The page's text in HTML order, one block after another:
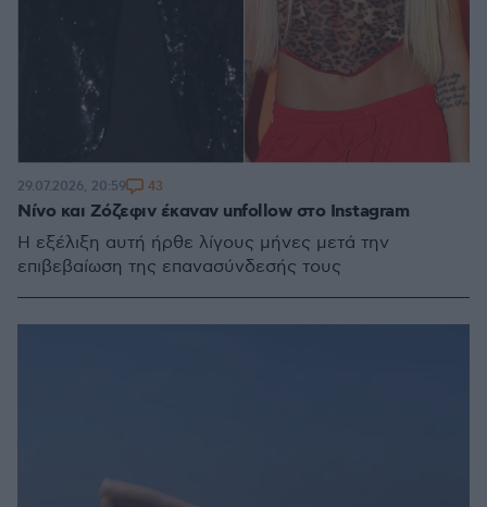
Νίνο και Ζόζεφιν έκαναν unfollow στο Instagram
Η εξέλιξη αυτή ήρθε λίγους μήνες μετά την
επιβεβαίωση της επανασύνδεσής τους
29.07.2026, 20:59 43